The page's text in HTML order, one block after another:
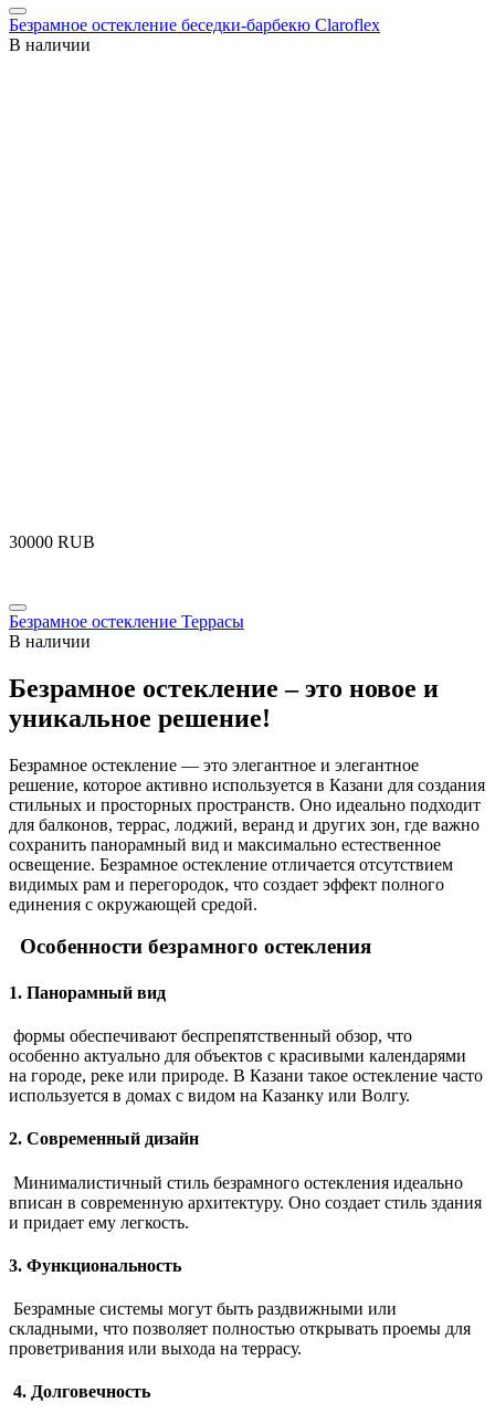
Безрамное остекление беседки-барбекю Claroflex
В наличии
‍30000‍ RUB
Безрамное остекление Террасы
В наличии
Безрамное остекление – это новое и
уникальное решение!
Безрамное остекление — это элегантное и элегантное
решение, которое активно используется в Казани для создания
стильных и просторных пространств. Оно идеально подходит
для балконов, террас, лоджий, веранд и других зон, где важно
сохранить панорамный вид и максимально естественное
освещение. Безрамное остекление отличается отсутствием
видимых рам и перегородок, что создает эффект полного
единения с окружающей средой.
Особенности безрамного остекления
1. Панорамный вид
формы обеспечивают беспрепятственный обзор, что
особенно актуально для объектов с красивыми календарями
на городе, реке или природе. В Казани такое остекление часто
используется в домах с видом на Казанку или Волгу.
2. Современный дизайн
Минималистичный стиль безрамного остекления идеально
вписан в современную архитектуру. Оно создает стиль здания
и придает ему легкость.
3. Функциональность
Безрамные системы могут быть раздвижными или
складными, что позволяет полностью открывать проемы для
проветривания или выхода на террасу.
4. Долговечность